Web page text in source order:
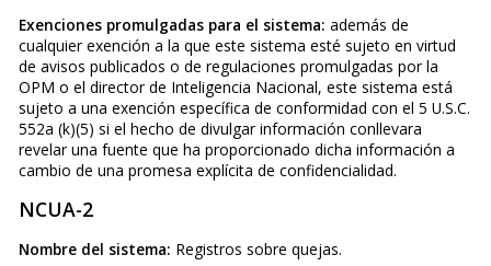
Exenciones promulgadas para el sistema: además de
cualquier exención a la que este sistema esté sujeto en virtud
de avisos publicados o de regulaciones promulgadas por la
OPM o el director de Inteligencia Nacional, este sistema está
sujeto a una exención específica de conformidad con el 5 U.S.C.
552a (k)(5) si el hecho de divulgar información conllevara
revelar una fuente que ha proporcionado dicha información a
cambio de una promesa explícita de confidencialidad.
NCUA-2
Nombre del sistema: Registros sobre quejas.